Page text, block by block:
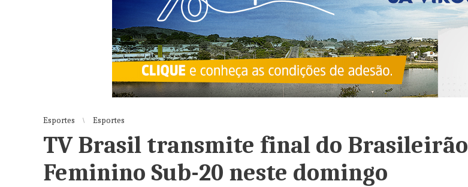
Esportes Esportes
TV Brasil transmite final do Brasileirão
Feminino Sub-20 neste domingo